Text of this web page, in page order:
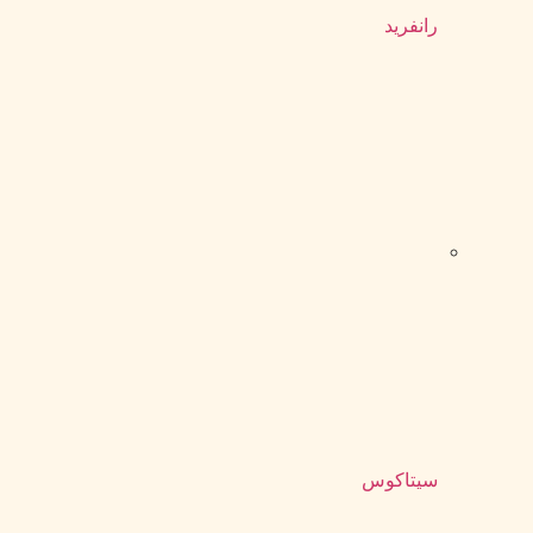
رانفرید
سیتاکوس